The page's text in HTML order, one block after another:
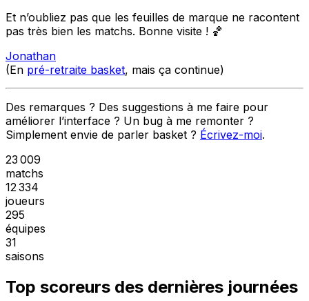
Et n’oubliez pas que les feuilles de marque ne racontent
pas très bien les matchs. Bonne visite ! 🏀
Jonathan
(En pré-retraite basket, mais ça continue)
Des remarques ? Des suggestions à me faire pour
améliorer l’interface ? Un bug à me remonter ?
Simplement envie de parler basket ? Écrivez-moi.
23 009
matchs
12 334
joueurs
295
équipes
31
saisons
Top scoreurs des dernières journées